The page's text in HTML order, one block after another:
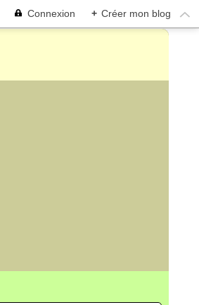
Connexion + Créer mon blog